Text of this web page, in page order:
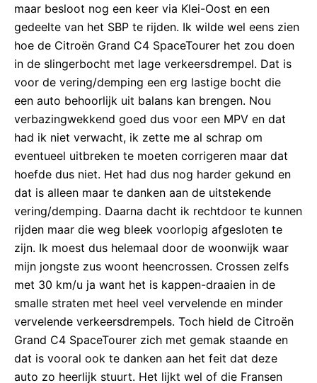
maar besloot nog een keer via Klei-Oost en een
gedeelte van het SBP te rijden. Ik wilde wel eens zien
hoe de Citroën Grand C4 SpaceTourer het zou doen
in de slingerbocht met lage verkeersdrempel. Dat is
voor de vering/demping een erg lastige bocht die
een auto behoorlijk uit balans kan brengen. Nou
verbazingwekkend goed dus voor een MPV en dat
had ik niet verwacht, ik zette me al schrap om
eventueel uitbreken te moeten corrigeren maar dat
hoefde dus niet. Het had dus nog harder gekund en
dat is alleen maar te danken aan de uitstekende
vering/demping. Daarna dacht ik rechtdoor te kunnen
rijden maar die weg bleek voorlopig afgesloten te
zijn. Ik moest dus helemaal door de woonwijk waar
mijn jongste zus woont heencrossen. Crossen zelfs
met 30 km/u ja want het is kappen-draaien in de
smalle straten met heel veel vervelende en minder
vervelende verkeersdrempels. Toch hield de Citroën
Grand C4 SpaceTourer zich met gemak staande en
dat is vooral ook te danken aan het feit dat deze
auto zo heerlijk stuurt. Het lijkt wel of die Fransen